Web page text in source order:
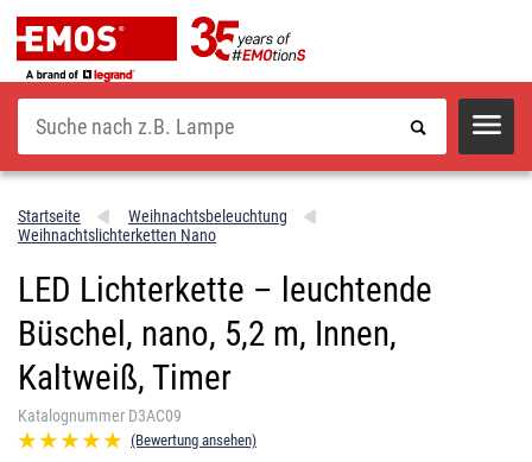
Suche
Startseite
Weihnachtsbeleuchtung
Weihnachtslichterketten Nano
LED Lichterkette – leuchtende
Büschel, nano, 5,2 m, Innen,
Kaltweiß, Timer
Katalognummer D3AC09
(Bewertung ansehen)